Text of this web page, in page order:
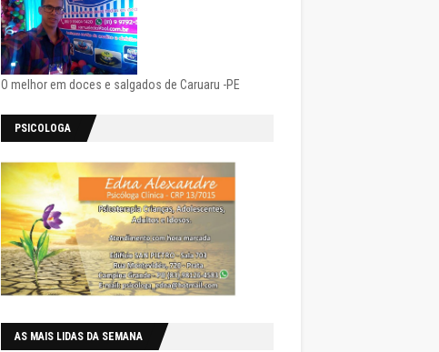
O melhor em doces e salgados de Caruaru -PE
PSICOLOGA
AS MAIS LIDAS DA SEMANA